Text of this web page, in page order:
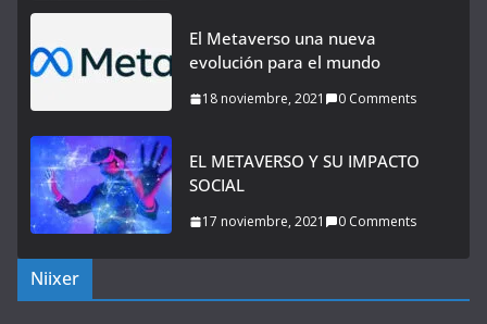
El Metaverso una nueva
evolución para el mundo
18 noviembre, 2021 0 Comments
EL METAVERSO Y SU IMPACTO
SOCIAL
17 noviembre, 2021 0 Comments
Niixer